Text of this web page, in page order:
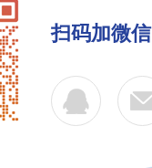
扫码加微信